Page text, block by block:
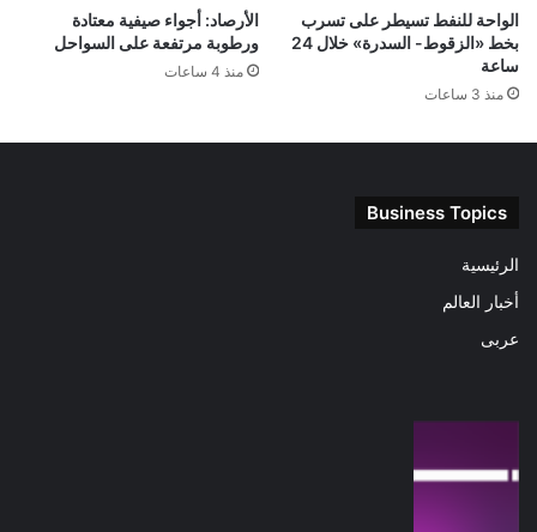
الواحة للنفط تسيطر على تسرب
بخط «الزقوط- السدرة» خلال 24
ساعة
منذ 3 ساعات
الأرصاد: أجواء صيفية معتادة
ورطوبة مرتفعة على السواحل
منذ 4 ساعات
Business Topics
الرئيسية
أخبار العالم
عربى